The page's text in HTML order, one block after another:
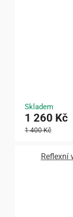
Skladem
1 260 Kč
1 400 Kč
Reflexní